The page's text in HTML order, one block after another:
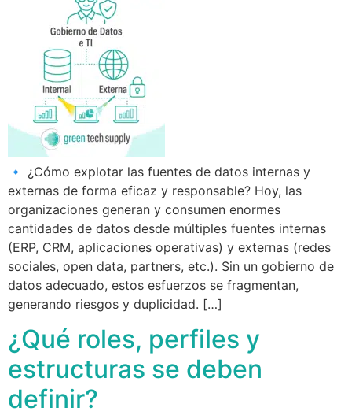
🔹 ¿Cómo explotar las fuentes de datos internas y
externas de forma eficaz y responsable? Hoy, las
organizaciones generan y consumen enormes
cantidades de datos desde múltiples fuentes internas
(ERP, CRM, aplicaciones operativas) y externas (redes
sociales, open data, partners, etc.). Sin un gobierno de
datos adecuado, estos esfuerzos se fragmentan,
generando riesgos y duplicidad. […]
¿Qué roles, perfiles y
estructuras se deben
definir?